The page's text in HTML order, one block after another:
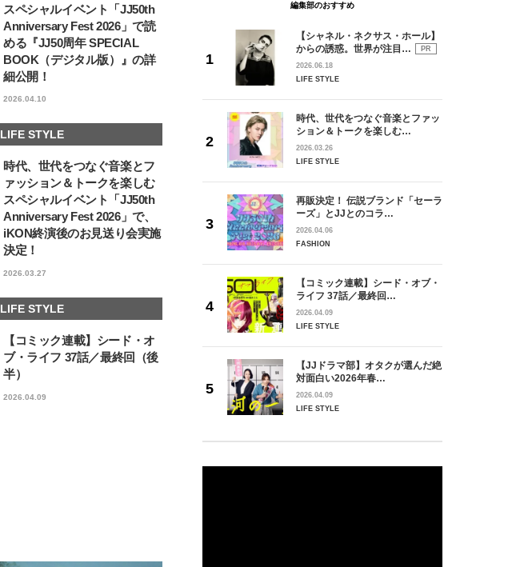
スペシャルイベント「JJ50th
Anniversary Fest 2026」で読
める『JJ50周年 SPECIAL
BOOK（デジタル版）』の詳
細公開！
2026.04.10
LIFE STYLE
時代、世代をつなぐ音楽とフ
ァッション＆トークを楽しむ
スペシャルイベント「JJ50th
Anniversary Fest 2026」で、
iKON終演後のお見送り会実施
決定！
2026.03.27
LIFE STYLE
【コミック連載】シード・オ
ブ・ライフ 37話／最終回（後
半）
2026.04.09
編集部のおすすめ
【シャネル・ネクサス・ホール】
からの誘惑。世界が注目…
PR
2026.06.18
LIFE STYLE
時代、世代をつなぐ音楽とファッ
ション＆トークを楽しむ…
2026.03.26
LIFE STYLE
再販決定！ 伝説ブランド「セーラ
ーズ」とJJとのコラ…
2026.04.06
FASHION
【コミック連載】シード・オブ・
ライフ 37話／最終回…
2026.04.09
LIFE STYLE
【JJドラマ部】オタクが選んだ絶
対面白い2026年春…
2026.04.09
LIFE STYLE